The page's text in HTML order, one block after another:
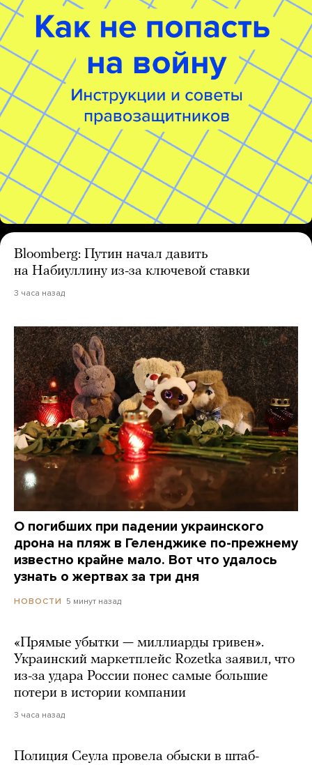
Bloomberg: Путин начал давить
на Набиуллину из-за ключевой ставки
3 часа назад
О погибших при падении украинского
дрона на пляж в Геленджике по-прежнему
известно крайне мало. Вот что удалось
узнать о жертвах за три дня
НОВОСТИ 5 минут назад
«Прямые убытки — миллиарды гривен».
Украинский маркетплейс Rozetka заявил, что
из-за удара России понес самые большие
потери в истории компании
3 часа назад
Полиция Сеула провела обыски в штаб-